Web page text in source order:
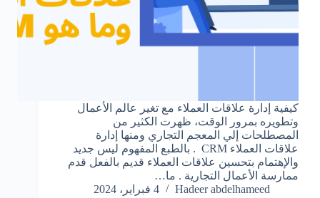
كيفية إدارة علاقات العملاء مع تغير عالم الأعمال
وتطويره بمرور الوقت، ظهرت الكثير من
المصطلحات إلي المعجم التجاري ومنها إدارة
علاقات العملاء CRM . بالطبع المفهوم ليس جديد
والإهتمام بتحسين علاقات العملاء قديم بالفعل قدم
ممارسة الأعمال التجارية . ما…
Hadeer abdelhameed
4 فبراير، 2024